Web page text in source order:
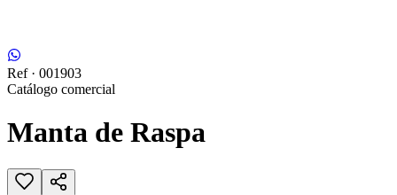
Ref · 001903
Catálogo comercial
Manta de Raspa